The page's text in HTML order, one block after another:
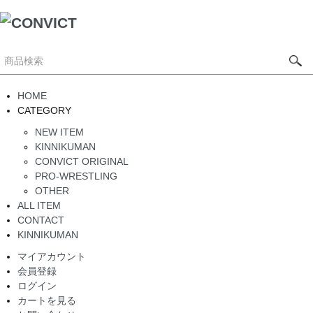
HOME
CATEGORY
NEW ITEM
KINNIKUMAN
CONVICT ORIGINAL
PRO-WRESTLING
OTHER
ALL ITEM
CONTACT
KINNIKUMAN
マイアカウント
会員登録
ログイン
カートを見る